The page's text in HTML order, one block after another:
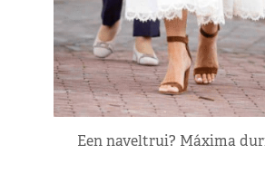
Een naveltrui? Máxima